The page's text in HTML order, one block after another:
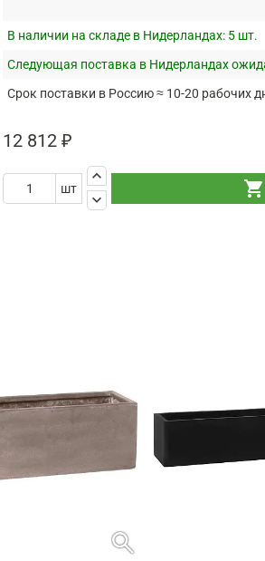
В наличии на складе в Нидерландах: 5 шт.
Следующая поставка в Нидерландах
Срок поставки в Россию ≈ 10-20 рабочих
12 812 ₽
шт
keyboard_arrow_up
keyboard_arrow_down
shopping_cart
search